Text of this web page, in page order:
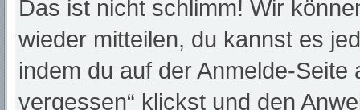
Das ist nicht schlimm! Wir
wieder mitteilen, du kannst es
indem du auf der Anmelde-Seite
vergessen“ klickst und den